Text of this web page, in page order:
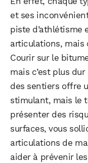
et ses
piste d’athlétisme
articulations, mais
Courir sur le
mais c’est plus
des sentiers offre
stimulant, mais le
présenter des
surfaces, vous
articulations de
aider à prévenir